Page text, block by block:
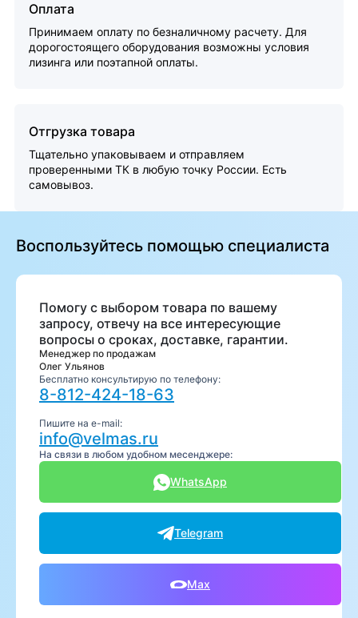
Оплата
Принимаем оплату по безналичному расчету. Для
дорогостоящего оборудования возможны условия
лизинга или поэтапной оплаты.
Отгрузка товара
Тщательно упаковываем и отправляем
проверенными ТК в любую точку России. Есть
самовывоз.
Воспользуйтесь помощью специалиста
Помогу с выбором товара по вашему
запросу, отвечу на все интересующие
вопросы о сроках, доставке, гарантии.
Менеджер по продажам
Олег Ульянов
Бесплатно консультирую по телефону:
8-812-424-18-63
Пишите на e-mail:
info@velmas.ru
На связи в любом удобном месенджере:
WhatsApp
Telegram
Max